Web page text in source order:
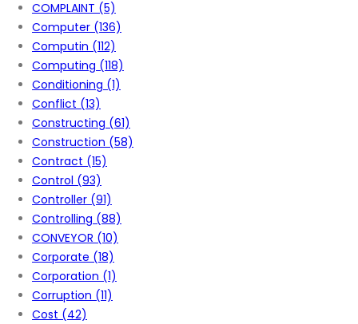
COMPLAINT (5)
Computer (136)
Computin (112)
Computing (118)
Conditioning (1)
Conflict (13)
Constructing (61)
Construction (58)
Contract (15)
Control (93)
Controller (91)
Controlling (88)
CONVEYOR (10)
Corporate (18)
Corporation (1)
Corruption (11)
Cost (42)